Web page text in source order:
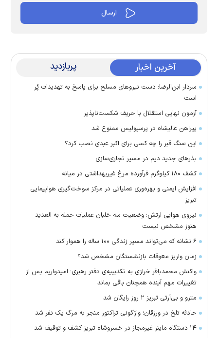
آخرین اخبار پربازدید
سردار ابن‌الرضا: دست نیرو‌های مسلح برای پاسخ به تهدیدات پُر
است
آزمون نهایی استقلال با حریف شکست‌ناپذیر
پیراهن عالیشاه در پرسپولیس ممنوع شد
این سنگ قبر را چه کسی برای اکبر عبدی نصب کرد؟
بذرهای جدید دیم در مسیر تجاری‌سازی
کشف ۱۸۰ کیلوگرم فرآورده‌ مرغ غیربهداشتی در میانه
افزایش ایمنی و بهره‌وری عملیاتی در مرکز سوخت‌گیری هواپیمایی
تبریز
نیروی هوایی ارتش: وضعیت سه خلبان عملیات حمله به العدید
هنوز مشخص نیست
۶ نشانه که می‌تواند مسیر زندگی ۱۰۰ ساله را هموار کند
زمان واریز معوقات بازنشستگان مشخص شد؟
واکنش محمدباقر خرازی به تکذیبیه‌ی دفتر رهبری؛ امیدواریم پس از
تغییرات مهم آینده همچنان باقی بماند
مترو و بی‌آرتی تبریز ۲ روز رایگان شد
حادثه تلخ در ورزقان؛ واژگونی تراکتور منجر به مرگ یک نفر شد
۱۴ دستگاه ماینر غیرمجاز در خسروشاه تبریز کشف و توقیف شد